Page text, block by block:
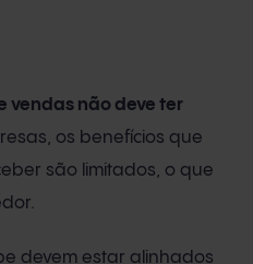
vendas não deve ter
os benefícios que
são limitados, o que
devem estar alinhados